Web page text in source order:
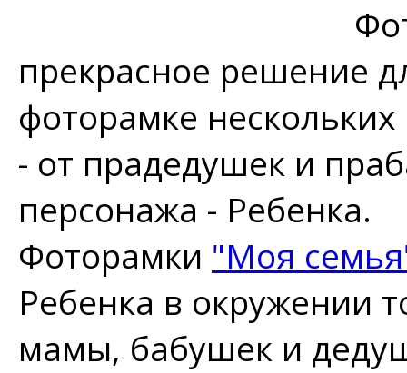
прекрасное решение
фоторамке
- от прадедушек и
персонажа - Ребенка.
Фоторамки "Моя
Ребенка в окружении
мамы, бабушек и